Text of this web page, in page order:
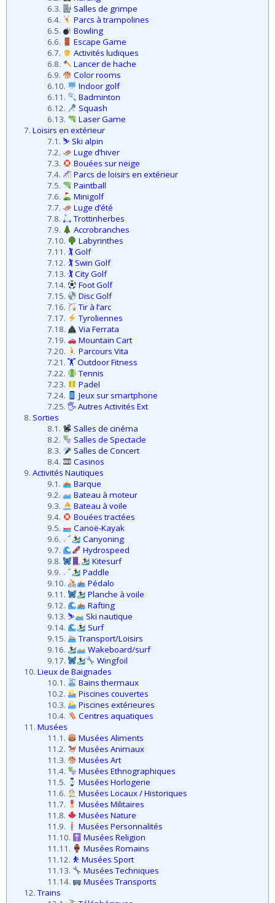
6.3.
Salles de grimpe
6.4.
Parcs à trampolines
6.5.
Bowling
6.6.
Escape Game
6.7.
Activités ludiques
6.8.
Lancer de hache
6.9.
Color rooms
6.10.
Indoor golf
6.11.
Badminton
6.12.
Squash
6.13.
Laser Game
7. Loisirs en extérieur
7.1. ⛷️ Ski alpin
7.2.
Luge d’hiver
7.3.
Bouées sur neige
7.4.
Parcs de loisirs en extérieur
7.5.
Paintball
7.6.
Minigolf
7.7.
Luge d’été
7.8.
Trottinherbes
7.9.
Accrobranches
7.10.
Labyrinthes
7.11. 🏌️ Golf
7.12. 🏌️ Swin Golf
7.13. 🏌️ City Golf
7.14.
Foot Golf
7.15.
Disc Golf
7.16.
Tir à l’arc
7.17.
Tyroliennes
7.18.
Via Ferrata
7.19.
Mountain Cart
7.20.
Parcours Vita
7.21. 🏋️ Outdoor Fitness
7.22.
Tennis
7.23.
Padel
7.24.
Jeux sur smartphone
7.25. 🖐️ Autres Activités Ext
8. Sorties
8.1.
Salles de cinéma
8.2.
Salles de Spectacle
8.3.
Salles de Concert
8.4.
Casinos
9. Activités Nautiques
9.1.
Barque
9.2.
Bateau à moteur
9.3.
Bateau à voile
9.4.
Bouées tractées
9.5.
Canoë-Kayak
9.6.
Canyoning
9.7.
Hydrospeed
9.8.
Kitesurf
9.9.
Paddle
9.10.
Pédalo
9.11.
Planche à voile
9.12.
Rafting
9.13. ⛷
Ski nautique
9.14.
Surf
9.15.
Transport/Loisirs
9.16.
Wakeboard/surf
9.17.
Wingfoil
10. Lieux de Baignades
10.1.
Bains thermaux
10.2.
Piscines couvertes
10.3.
Piscines extérieures
10.4.
Centres aquatiques
11. Musées
11.1.
Musées Aliments
11.2.
Musées Animaux
11.3.
Musées Art
11.4.
Musées Ethnographiques
11.5.
Musées Horlogerie
11.6.
Musées Locaux / Historiques
11.7.
Musées Militaires
11.8.
Musées Nature
11.9.
Musées Personnalités
11.10.
Musées Religion
11.11.
Musées Romains
11.12. ⛹️ Musées Sport
11.13.
Musées Techniques
11.14.
Musées Transports
12.Trains